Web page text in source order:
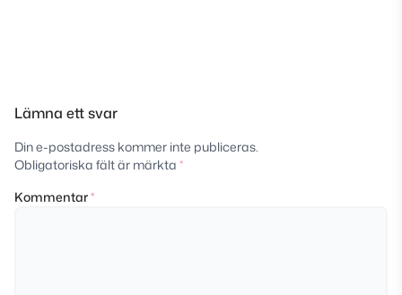
Lämna ett svar
Din e-postadress kommer inte publiceras.
Obligatoriska fält är märkta *
Kommentar*